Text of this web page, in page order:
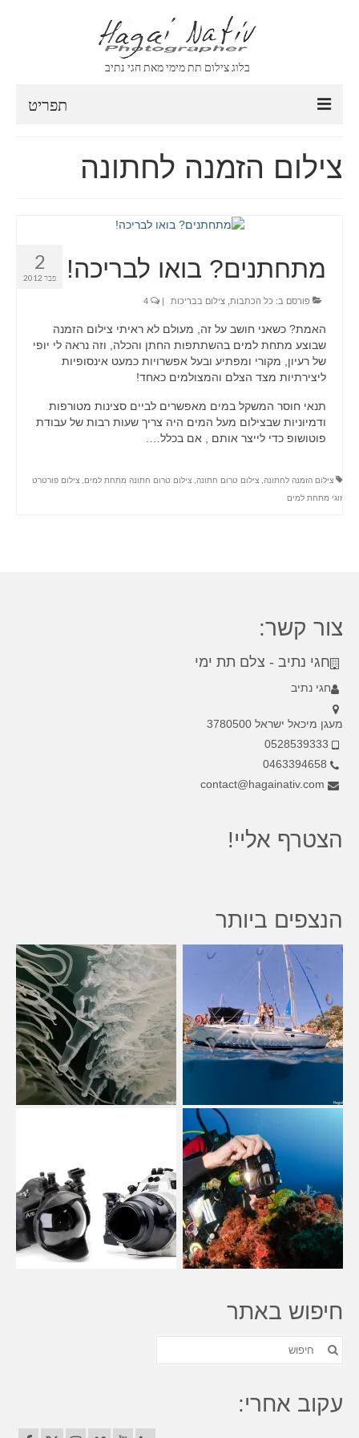
בלוג צילום תת מימי מאת חגי נתיב
תפריט
ABOUT
ARCHIVE
CLIENT AREA
LIGHTBOX
CART
PORTFOLIO
BLOG
צילום הזמנה לחתונה
2
פבר 2012 מתחתנים? בואו לבריכה!
פורסם ב: כל הכתבות צילום בבריכות
האמת? כשאני חושב על זה, מעולם לא ראיתי צילום הזמנה
שבוצע מתחת למים בהשתתפות החתן והכלה, וזה נראה לי יופי
של רעיון, מקורי ומפתיע ובעל אפשרויות כמעט אינסופיות
ליצירתיות מצד הצלם והמצולמים כאחד!
תנאי חוסר המשקל במים מאפשרים לביים סצינות מטורפות
ודמיוניות שבצילום מעל המים היה צריך שעות רבות של עבודת
פוטושופ כדי לייצר אותם , אם בכלל….
צילום הזמנה לחתונה, צילום טרום חתונה, צילום טרום חתונה מתחת למים, צילום פורטרט
זוגי מתחת למים
צור קשר:
חגי נתיב - צלם תת ימי
חגי נתיב
מעגן מיכאל ישראל 3780500
הצטרף אליי!
הנצפים ביותר
חיפוש באתר
חפש
את:
עקוב אחרי: